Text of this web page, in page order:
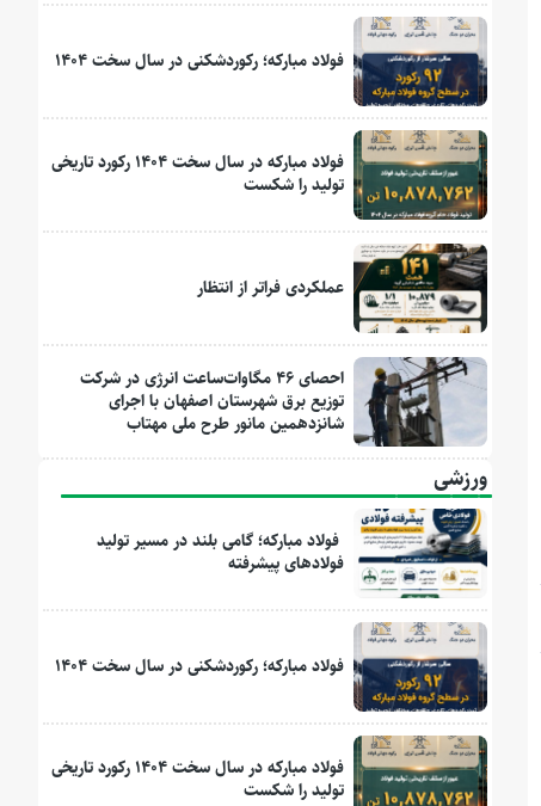
فولاد مبارکه؛ رکوردشکنی در سال سخت ۱۴۰۴
فولاد مبارکه در سال سخت ۱۴۰۴ رکورد تاریخی
تولید را شکست
عملکردی فراتر از انتظار
احصای ۴۶ مگاوات‌ساعت انرژی در شرکت
توزیع برق شهرستان اصفهان با اجرای
شانزدهمین مانور طرح ملی مهتاب
ورزشی
فولاد مبارکه؛ گامی بلند در مسیر تولید
فولادهای پیشرفته
فولاد مبارکه؛ رکوردشکنی در سال سخت ۱۴۰۴
فولاد مبارکه در سال سخت ۱۴۰۴ رکورد تاریخی
تولید را شکست